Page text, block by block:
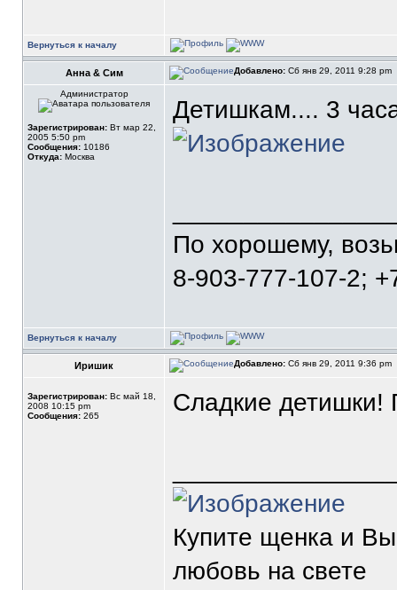
Вернуться к началу
Анна & Сим Добавлено: Сб янв 29, 2011 9:28 pm
Администратор
Зарегистрирован: Вт мар 22,
2005 5:50 pm
Сообщения: 10186
Откуда: Москва
Детишкам.... 3
По хорошему,
8-903-777-107-2;
Вернуться к началу
Иришик Добавлено: Сб янв 29, 2011 9:36 pm
Зарегистрирован: Вс май 18,
2008 10:15 pm
Сообщения: 265 Сладкие детишки!
Купите щенка и
любовь на свете